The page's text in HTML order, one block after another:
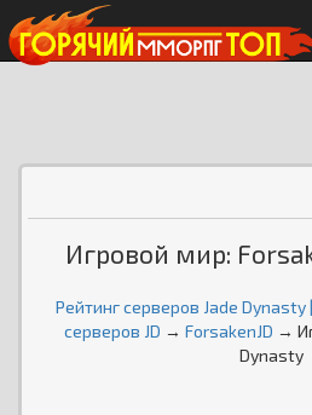
Игровой мир:
Рейтинг серверов Jade
серверов JD → ForsakenJD →
Dynasty